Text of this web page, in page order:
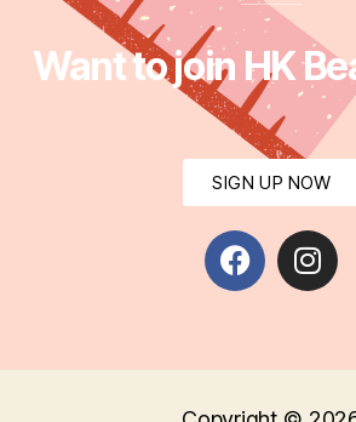
Want to join HK
SIGN UP NOW